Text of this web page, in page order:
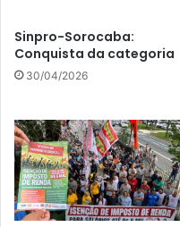
Sinpro-Sorocaba:
Conquista da categoria
30/04/2026